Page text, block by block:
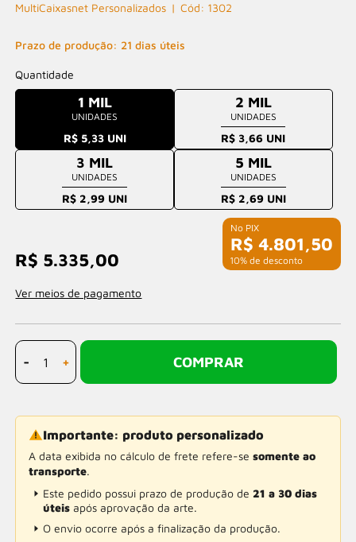
MultiCaixasnet Personalizados 1302
Prazo de produção: 21 dias úteis
Quantidade
1 MIL
UNIDADES
R$ 5,33 UNI
2 MIL
UNIDADES
R$ 3,66 UNI
3 MIL
UNIDADES
R$ 2,99 UNI
5 MIL
UNIDADES
R$ 2,69 UNI
R$ 4.801,50
com 10% de desconto
R$ 5.335,00
Ver meios de pagamento
- + COMPRAR
Importante: produto personalizado
A data exibida no cálculo de frete refere-sesomente ao
transporte.
Este pedido possui prazo de produção de 21 a 30 dias
úteis após aprovação da arte.
O envio ocorre após a finalização da produção.